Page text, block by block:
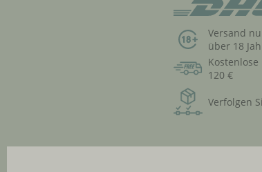
Versand
über 18
120 €
Verfolgen